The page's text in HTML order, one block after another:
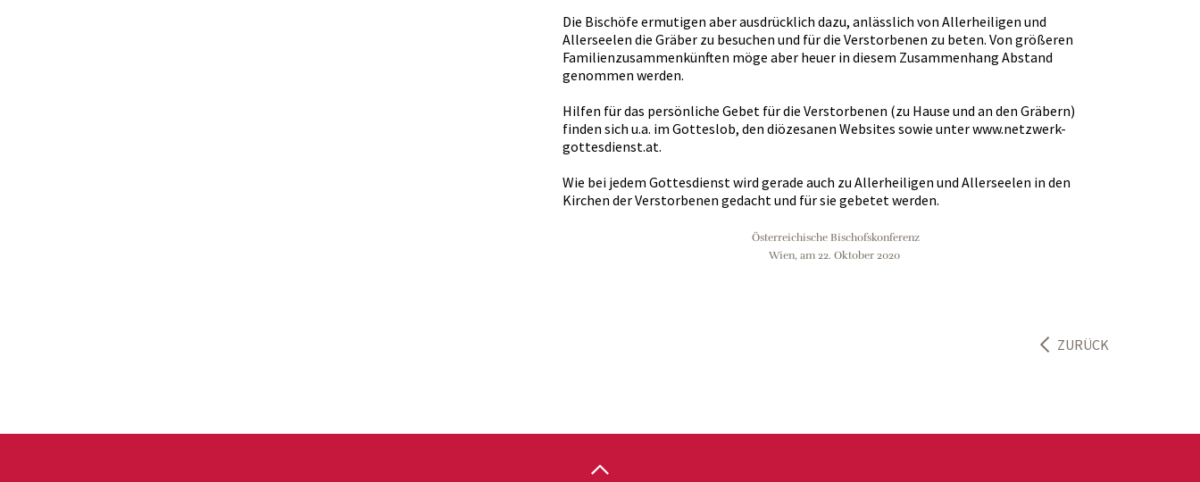
Die Bischöfe ermutigen aber ausdrücklich dazu, anlässlich von Allerheiligen und
Allerseelen die Gräber zu besuchen und für die Verstorbenen zu beten. Von größeren
Familienzusammenkünften möge aber heuer in diesem Zusammenhang Abstand
genommen werden.
Hilfen für das persönliche Gebet für die Verstorbenen (zu Hause und an den Gräbern)
finden sich u.a. im Gotteslob, den diözesanen Websites sowie unter www.netzwerk-
gottesdienst.at.
Wie bei jedem Gottesdienst wird gerade auch zu Allerheiligen und Allerseelen in den
Kirchen der Verstorbenen gedacht und für sie gebetet werden.
Österreichische Bischofskonferenz
Wien, am 22. Oktober 2020
ZURÜCK